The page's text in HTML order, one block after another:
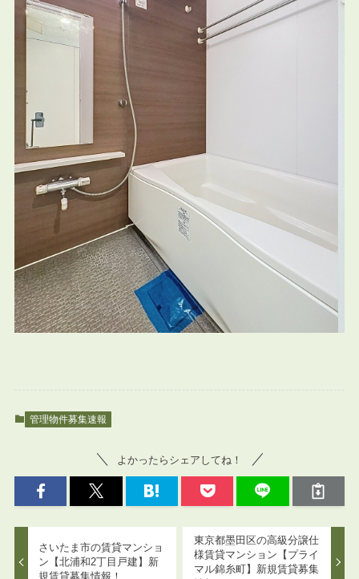
管理物件募集速報
よかったらシェアしてね！
さいたま市の賃貸マンショ
ン【北浦和2丁目戸建】新
規賃貸募集情報！
東京都墨田区の高級分譲仕
様賃貸マンション【プライ
マル錦糸町】新規賃貸募集